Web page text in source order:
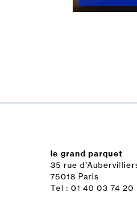
le grand parquet
35 rue
75018 Paris
Tel : 01 40 03 74 20